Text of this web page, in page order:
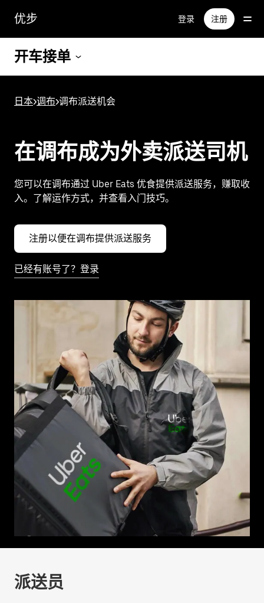
容
优步 登录 注册
开车接单
日本>调布>调布派送机会
在调布成为外卖派送司机
您可以在调布通过 Uber Eats 优食提供派送服务，赚取收
入。了解运作方式，并查看入门技巧。
注册以便在调布提供派送服务
已经有账号了？登录
派送员